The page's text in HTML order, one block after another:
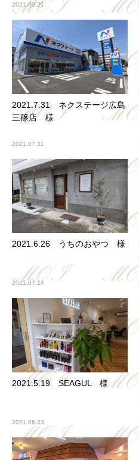
2021.09.21
2021.7.31 ネクステージ広島
三篠店 様
2021.07.31
2021.6.26 うちのおやつ 様
2021.07.14
2021.5.19 SEAGUL 様
2021.06.23